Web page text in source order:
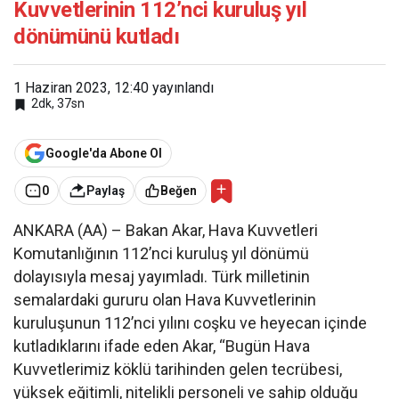
Kuvvetlerinin 112’nci kuruluş yıl
dönümünü kutladı
1 Haziran 2023, 12:40 yayınlandı
2dk, 37sn
Google'da Abone Ol
0 Paylaş Beğen
ANKARA (AA) – Bakan Akar, Hava Kuvvetleri
Komutanlığının 112’nci kuruluş yıl dönümü
dolayısıyla mesaj yayımladı. Türk milletinin
semalardaki gururu olan Hava Kuvvetlerinin
kuruluşunun 112’nci yılını coşku ve heyecan içinde
kutladıklarını ifade eden Akar, “Bugün Hava
Kuvvetlerimiz köklü tarihinden gelen tecrübesi,
yüksek eğitimli, nitelikli personeli ve sahip olduğu